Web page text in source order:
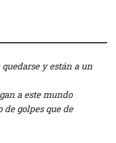
y están a un
a este mundo
de golpes que de